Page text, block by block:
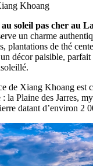
Khoang
soleil pas cher au
un charme
plantations de thé
décor paisible,
de Xiang Khoang est
la Plaine des Jarres,
datant d’environ 2